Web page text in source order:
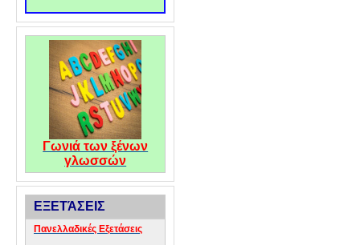
Γωνιά των ξένων
γλωσσών
ΕΞΕΤΆΣΕΙΣ
Πανελλαδικές Εξετάσεις